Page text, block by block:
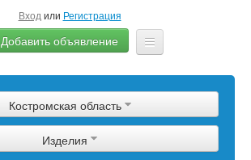
Вход или Регистрация
Добавить объявление
Сырье
Изделия
Костромская область
Изделия